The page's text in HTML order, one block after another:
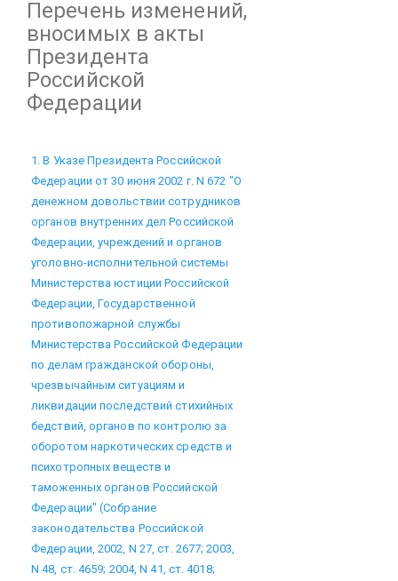
Перечень изменений,
вносимых в акты
Президента
Российской
Федерации
1. В Указе Президента Российской
Федерации от 30 июня 2002 г. N 672 "О
денежном довольствии сотрудников
органов внутренних дел Российской
Федерации, учреждений и органов
уголовно-исполнительной системы
Министерства юстиции Российской
Федерации, Государственной
противопожарной службы
Министерства Российской Федерации
по делам гражданской обороны,
чрезвычайным ситуациям и
ликвидации последствий стихийных
бедствий, органов по контролю за
оборотом наркотических средств и
психотропных веществ и
таможенных органов Российской
Федерации" (Собрание
законодательства Российской
Федерации, 2002, N 27, ст. 2677; 2003,
N 48, ст. 4659; 2004, N 41, ст. 4018;